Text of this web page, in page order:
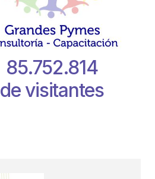
85.752.814
de visitantes